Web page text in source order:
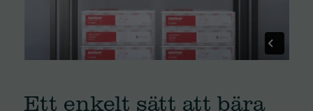
Ett enkelt sätt att bära